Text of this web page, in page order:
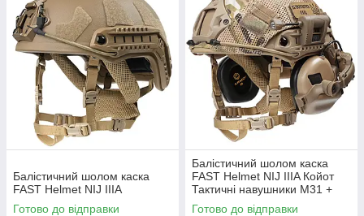
Балістичний шолом каска
FAST Helmet NIJ IIIA
Готово до відправки
Балістичний шолом каска
FAST Helmet NIJ IIIA Койот
Тактичні навушники M31 +
Ліхтарик
Готово до відправки